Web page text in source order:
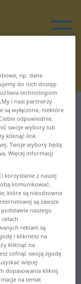
...
... вот
вреда
всекидневник
... втурвам
np. dane
do nich dostęp
technologiom
i nasi partnerzy
są wyłączone, niektóre
odpowiednie.
swoje wybory lub
kliknąć link
Twoje wybory będą
Więcej informacji
korzystanie z naszej
komunikować.
które są nieodzowne
są zawsze
naszego
reklam są
i klikniesz na
kliknąć na
cofnąć swoją zgodę
więcej
dopasowania kliknij
na temat